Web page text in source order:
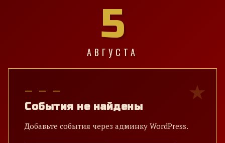
5
АВГУСТА
— — —
События не найдены
Добавьте события через админку WordPress.